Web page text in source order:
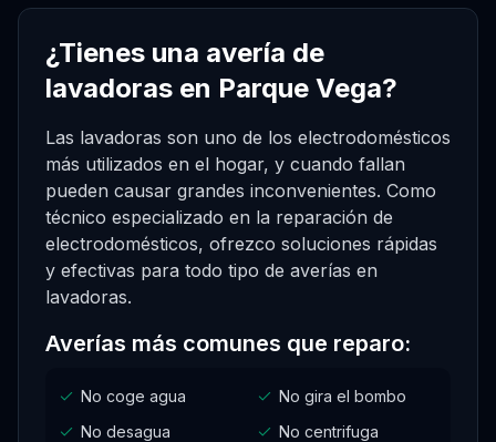
¿Tienes una avería de
lavadoras en Parque Vega?
Las lavadoras son uno de los electrodomésticos
más utilizados en el hogar, y cuando fallan
pueden causar grandes inconvenientes. Como
técnico especializado en la reparación de
electrodomésticos, ofrezco soluciones rápidas
y efectivas para todo tipo de averías en
lavadoras.
Averías más comunes que reparo:
No coge agua
No gira el bombo
No desagua
No centrifuga